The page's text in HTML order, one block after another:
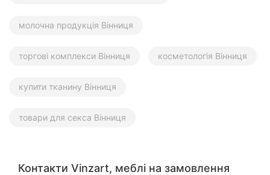
молочна продукція Вінниця
торгові комплекси Вінниця косметологія Вінниця
купити тканину Вінниця
товари для секса Вінниця
Контакти Vinzart, меблі на замовлення